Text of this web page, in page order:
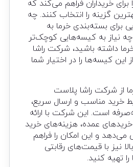
خریداران فراهم می‌کند که
گزینه را انتخاب کنند. چه
برای بسته‌بندی خرما به
نیاز به کیسه‌هایی کوچک‌تر
داشته باشید، شرکت راشا
این کیسه‌ها را در اختیار شما
از شرکت راشا پلاست
خرید مناسب و ارسال سریع،
است. این شرکت با ارائه
عمده، هزینه‌های خرید
می‌دهد و این امکان را فراهم
نیز با قیمت‌های رقابتی
تهیه کنید.